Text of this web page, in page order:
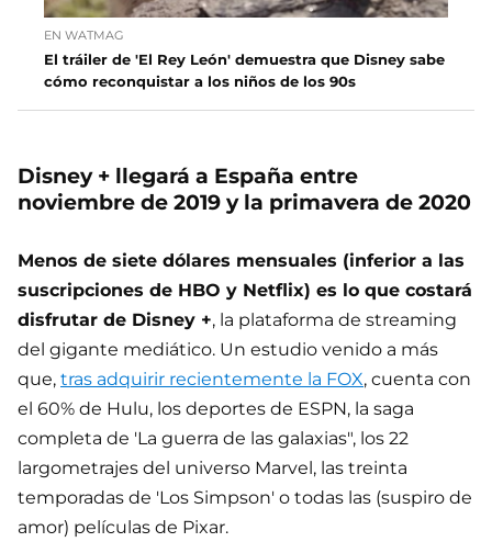
EN WATMAG
El tráiler de 'El Rey León' demuestra que Disney sabe
cómo reconquistar a los niños de los 90s
Disney + llegará a España entre
noviembre de 2019 y la primavera de 2020
Menos de siete dólares mensuales (inferior a las
suscripciones de HBO y Netflix) es lo que costará
disfrutar de Disney +, la plataforma de streaming
del gigante mediático. Un estudio venido a más
que, tras adquirir recientemente la FOX, cuenta con
el 60% de Hulu, los deportes de ESPN, la saga
completa de 'La guerra de las galaxias", los 22
largometrajes del universo Marvel, las treinta
temporadas de 'Los Simpson' o todas las (suspiro de
amor) películas de Pixar.